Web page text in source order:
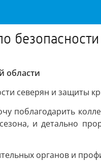
области
северян и защиты
поблагодарить
и детально
органов и